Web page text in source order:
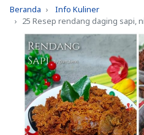
Beranda
Info Kuliner
25 Resep rendang daging sapi,